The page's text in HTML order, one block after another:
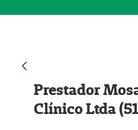
Prestador
Clínico Ltda